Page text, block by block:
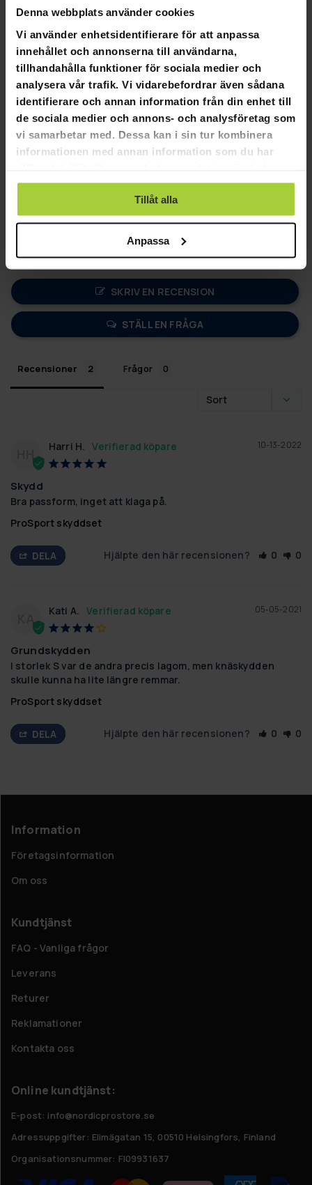
Denna webbplats använder cookies
Vi använder enhetsidentifierare för att anpassa
innehållet och annonserna till användarna,
tillhandahålla funktioner för sociala medier och
analysera vår trafik. Vi vidarebefordrar även sådana
identifierare och annan information från din enhet till
de sociala medier och annons- och analysföretag som
vi samarbetar med. Dessa kan i sin tur kombinera
informationen med annan information som du har
använt deras tjänster.
Tillåt alla
Anpassa
slitstark plast.
Skydden är lämpliga för konventionell skridsko- eller
skateboardanvändning som skridskoåkning,
skateboard och andra liknande sporter. Skydden är
inte lämpliga för akrobatik eller rullhockey.
4,5 Baserat på 2 recensioner
0
0
SKRIV EN RECENSION
STÄLL EN FRÅGA
Recensioner Frågor
HH
10-13-2022
Harri H.
Skydd
Bra passform, inget att klaga på.
ProSport skyddset
DELA Hjälpte den här recensionen? 0 0
KA
05-05-2021
Kati A.
Grundskydden
I storlek S var de andra precis lagom, men knäskydden
skulle kunna ha lite längre remmar.
ProSport skyddset
DELA Hjälpte den här recensionen? 0 0
Information
Företagsinformation
Om oss
Kundtjänst
FAQ - Vanliga frågor
Leverans
Returer
Reklamationer
Kontakta oss
Online kundtjänst:
E-post: info@nordicprostore.se
Adressuppgifter: Elimägatan 15, 00510 Helsingfors, Finland
Organisationsnummer: FI09931637